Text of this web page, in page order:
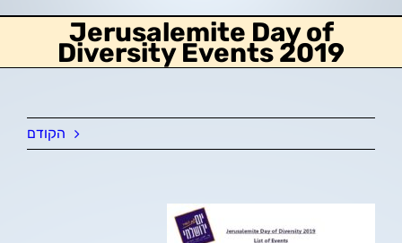
Jerusalemite Day of
Diversity Events 2019
הקודם